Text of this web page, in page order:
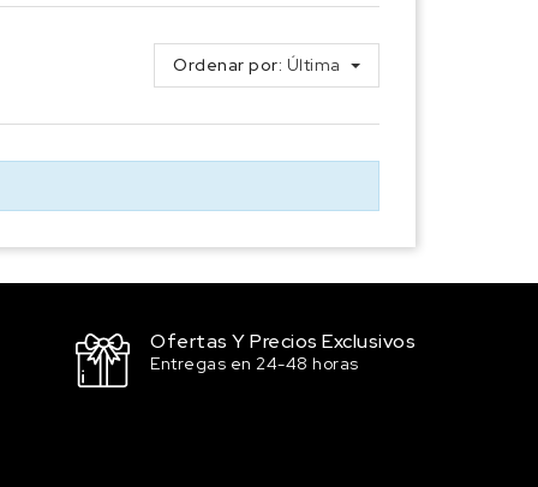
Ordenar por: Última
Ofertas Y Precios Exclusivos
Entregas en 24-48 horas